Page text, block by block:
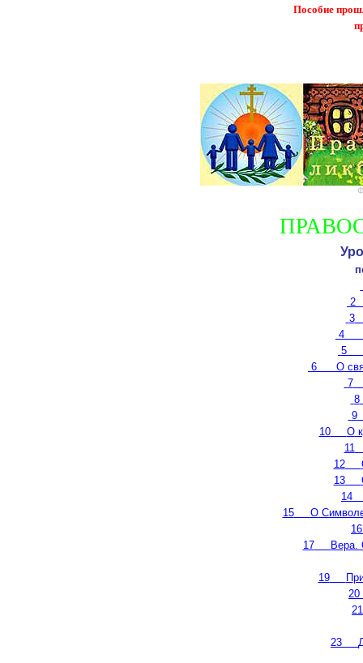
Пособие
2
3
4
5
6
О
7
8
9
10
О
11
12
13
14
15
О
16
17
Вера.
19 П
20
21
23